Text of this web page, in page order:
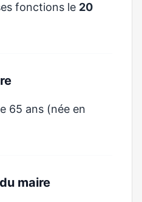
fonctions le 20
65 ans (née en
maire